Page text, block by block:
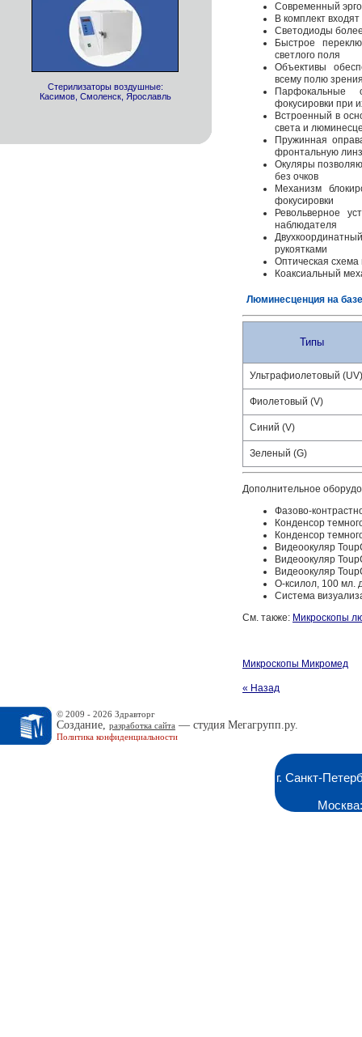
Стерилизаторы воздушные:
Касимов, Смоленск, Ярославль
Современный
В комплект
Светодиоды
Быстрое
светлого поля
Объективы
всему полю
Парфокальные
фокусировки при
Встроенный в
света и
Пружинная
фронтальную
Окуляры
без очков
Механизм
фокусировки
Револьверное
наблюдателя
рукоятками
Оптическая схема
Коаксиальный
Люминесценция на
Типы
Ультрафиолетовый (UV)
Фиолетовый (V)
Синий (V)
Зеленый (G)
Дополнительное
Фазово-
Конденсор
Конденсор
Видеоокуляр
Видеоокуляр
Видеоокуляр
О-ксилол, 100 мл.
Система
См. также: Микроскопы
Микроскопы Микромед
« Назад
© 2009 - 2026 Здравторг
Создание, разработка сайта — студия Мегагрупп.ру.
Политика конфиденциальности
г. Санкт-